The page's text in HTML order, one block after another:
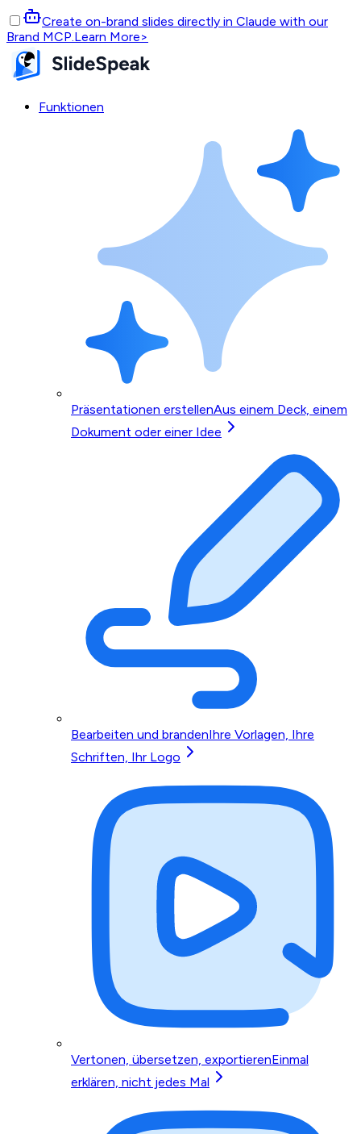
Create on-brand slides directly in Claude with our
Brand MCP.Learn More>
Funktionen
Präsentationen erstellenAus einem Deck, einem
Dokument oder einer Idee
Bearbeiten und brandenIhre Vorlagen, Ihre
Schriften, Ihr Logo
Vertonen, übersetzen, exportierenEinmal
erklären, nicht jedes Mal